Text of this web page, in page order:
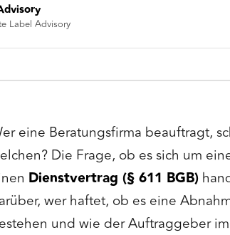
Label Advisory
eine Beratungsfirma beauftragt,
Die Frage, ob es sich um
Dienstvertrag (§ 611 BGB)
wer haftet, ob es eine
und wie der Auftraggeber